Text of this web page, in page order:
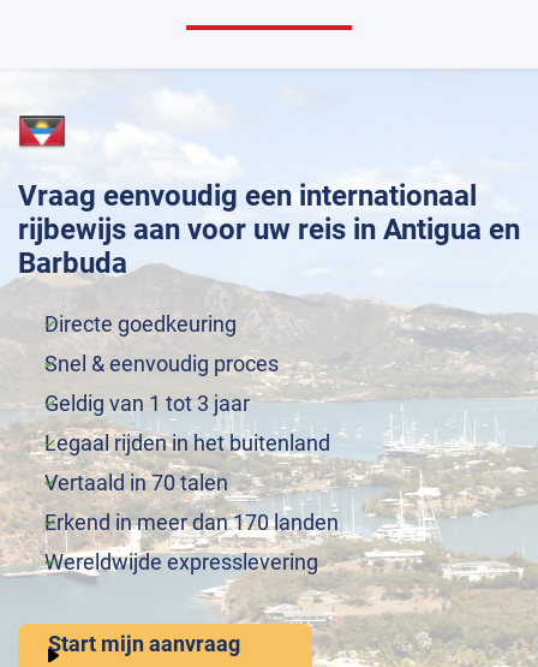
Vraag eenvoudig een internationaal
rijbewijs aan voor uw reis in Antigua en
Barbuda
Directe goedkeuring
Snel & eenvoudig proces
Geldig van 1 tot 3 jaar
Legaal rijden in het buitenland
Vertaald in 70 talen
Erkend in meer dan 170 landen
Wereldwijde expresslevering
Start mijn aanvraag